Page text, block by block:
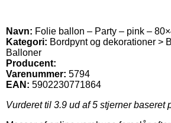
Navn: Folie ballon – Party – pink –
Kategori: Bordpynt og dekorationer >
Balloner
Producent:
Varenummer: 5794
EAN: 5902230771864
Vurderet til 3.9 ud af 5 stjerner baseret